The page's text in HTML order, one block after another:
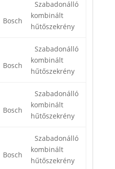
Bosch
Szabadonálló
kombinált
hűtőszekrény
Bosch
Szabadonálló
kombinált
hűtőszekrény
Bosch
Szabadonálló
kombinált
hűtőszekrény
Bosch
Szabadonálló
kombinált
hűtőszekrény